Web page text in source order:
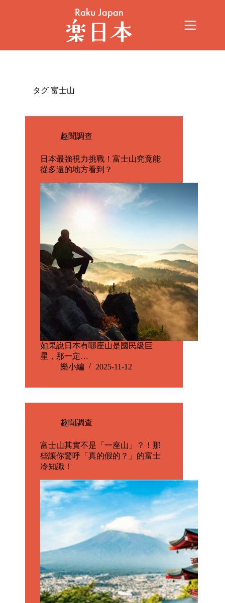
タグ 富士山
趣聞調查
日本最強視力挑戰！富士山究竟能
從多遠的地方看到？
如果說日本有哪座山是國民級巨
星，那一定…
樂小編
2025-11-12
趣聞調查
富士山其實不是「一座山」？！那
些讓你驚呼「真的假的？」的富士
冷知識！